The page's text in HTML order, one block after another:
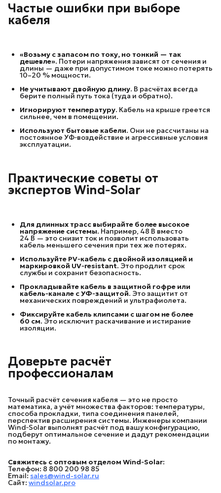
Частые ошибки при выборе
кабеля
«Возьму с запасом по току, но тонкий — так
дешевле». Потери напряжения зависят от сечения и
длины — даже при допустимом токе можно потерять
10–20 % мощности.
Не учитывают двойную длину. В расчётах всегда
берите полный путь тока (туда и обратно).
Игнорируют температуру. Кабель на крыше греется
сильнее, чем в помещении.
Используют бытовые кабели. Они не рассчитаны на
постоянное УФ‑воздействие и агрессивные условия
эксплуатации.
Практические советы от
экспертов Wind‑Solar
Для длинных трасс выбирайте более высокое
напряжение системы. Например, 48 В вместо
24 В — это снизит ток и позволит использовать
кабель меньшего сечения при тех же потерях.
Используйте PV‑кабель с двойной изоляцией и
маркировкой UV‑resistant. Это продлит срок
службы и сохранит безопасность.
Прокладывайте кабель в защитной гофре или
кабель‑канале с УФ‑защитой. Это защитит от
механических повреждений и ультрафиолета.
Фиксируйте кабель клипсами с шагом не более
60 см. Это исключит раскачивание и истирание
изоляции.
Доверьте расчёт
профессионалам
Точный расчёт сечения кабеля — это не просто
математика, а учёт множества факторов: температуры,
способа прокладки, типа соединения панелей,
перспектив расширения системы. Инженеры компании
Wind‑Solar выполнят расчёт под вашу конфигурацию,
подберут оптимальное сечение и дадут рекомендации
по монтажу.
Свяжитесь с оптовым отделом Wind‑Solar:
Телефон: 8 800 200 98 85
Email: sales@wind-solar.ru
Сайт: windsolar.pro